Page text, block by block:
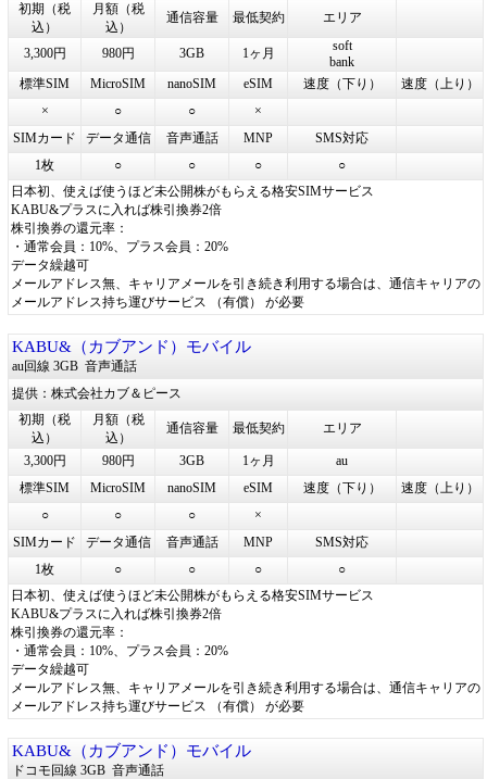
初期（税
込）
月額（税
込）
通信容量 最低契約 エリア
3,300円 980円 3GB 1ヶ月
soft
bank
標準SIM
MicroSIM nanoSIM eSIM 速度（下り）
速度（上り）
×
○ ○
×
SIMカード
データ通信 音声通話 MNP
SMS対応
1枚
○ ○ ○
○
日本初、使えば使うほど未公開株がもらえる格安SIMサービス
KABU&プラスに入れば株引換券2倍
株引換券の還元率：
・通常会員：10%、プラス会員：20%
データ繰越可
メールアドレス無、キャリアメールを引き続き利用する場合は、通信キャリアの
メールアドレス持ち運びサービス （有償） が必要
KABU&（カブアンド）モバイル
au回線 3GB 音声通話
提供：株式会社カブ＆ピース
初期（税
込）
月額（税
込）
通信容量 最低契約 エリア
3,300円 980円 3GB 1ヶ月
au
標準SIM
MicroSIM nanoSIM eSIM 速度（下り）
速度（上り）
○
○ ○
×
SIMカード
データ通信 音声通話 MNP
SMS対応
1枚
○ ○ ○
○
日本初、使えば使うほど未公開株がもらえる格安SIMサービス
KABU&プラスに入れば株引換券2倍
株引換券の還元率：
・通常会員：10%、プラス会員：20%
データ繰越可
メールアドレス無、キャリアメールを引き続き利用する場合は、通信キャリアの
メールアドレス持ち運びサービス （有償） が必要
KABU&（カブアンド）モバイル
ドコモ回線 3GB 音声通話